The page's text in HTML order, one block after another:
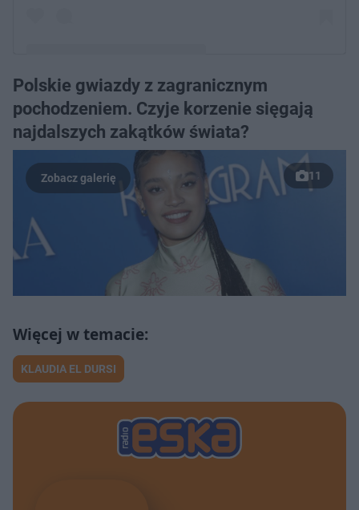
Post udostępniony przez Klaudia El Dursi
(@klaudia_el_dursi)
Polskie gwiazdy z zagranicznym
pochodzeniem. Czyje korzenie sięgają
najdalszych zakątków świata?
11
KLAUDIA EL DURSI